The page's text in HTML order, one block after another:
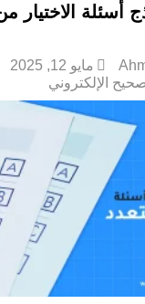
أسئلة الاختيار
مايو 12, 2025
الإلكتروني